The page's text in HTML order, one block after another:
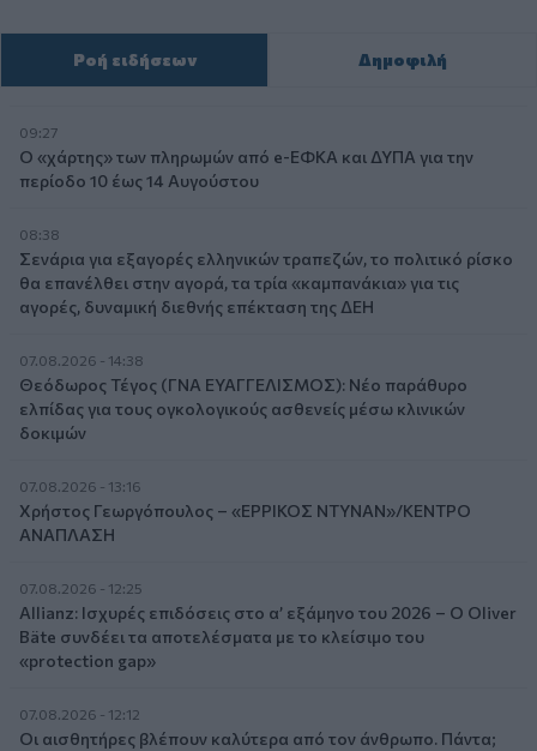
Ροή ειδήσεων Δημοφιλή
09:27
Ο «χάρτης» των πληρωμών από e-ΕΦΚΑ και ΔΥΠΑ για την
περίοδο 10 έως 14 Αυγούστου
08:38
Σενάρια για εξαγορές ελληνικών τραπεζών, το πολιτικό ρίσκο
θα επανέλθει στην αγορά, τα τρία «καμπανάκια» για τις
αγορές, δυναμική διεθνής επέκταση της ΔΕΗ
07.08.2026 - 14:38
Θεόδωρος Τέγος (ΓΝΑ ΕΥΑΓΓΕΛΙΣΜΟΣ): Νέο παράθυρο
ελπίδας για τους ογκολογικούς ασθενείς μέσω κλινικών
δοκιμών
07.08.2026 - 13:16
Χρήστος Γεωργόπουλος – «ΕΡΡΙΚΟΣ ΝΤΥΝΑΝ»/ΚΕΝΤΡΟ
ΑΝΑΠΛΑΣΗ
07.08.2026 - 12:25
Allianz: Ισχυρές επιδόσεις στο α’ εξάμηνο του 2026 – Ο Oliver
Bäte συνδέει τα αποτελέσματα με το κλείσιμο του
«protection gap»
07.08.2026 - 12:12
Οι αισθητήρες βλέπουν καλύτερα από τον άνθρωπο. Πάντα;